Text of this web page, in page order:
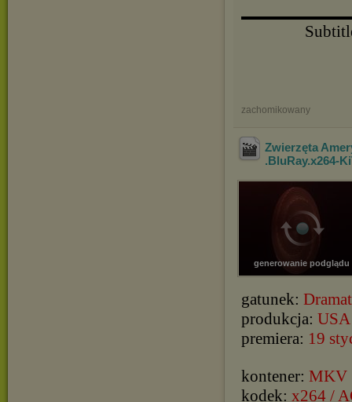
zachomikowany
Zwierzęta
.BluRay.x264-
generowanie podglądu
gatunek:
produkcja: USA
premiera: 19
kontener: MKV
kodek: x264 /